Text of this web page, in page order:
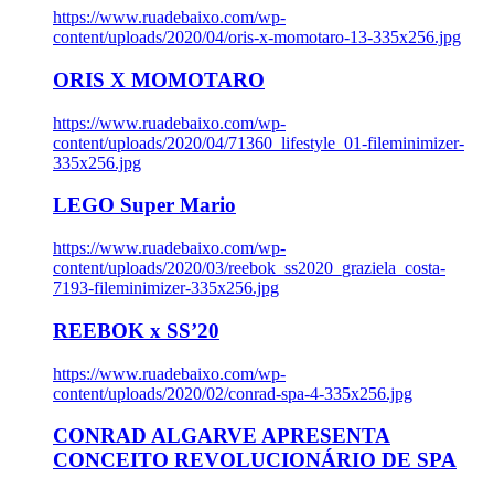
https://www.ruadebaixo.com/wp-
content/uploads/2020/04/oris-x-momotaro-13-335x256.jpg
ORIS X MOMOTARO
https://www.ruadebaixo.com/wp-
content/uploads/2020/04/71360_lifestyle_01-fileminimizer-
335x256.jpg
LEGO Super Mario
https://www.ruadebaixo.com/wp-
content/uploads/2020/03/reebok_ss2020_graziela_costa-
7193-fileminimizer-335x256.jpg
REEBOK x SS’20
https://www.ruadebaixo.com/wp-
content/uploads/2020/02/conrad-spa-4-335x256.jpg
CONRAD ALGARVE APRESENTA
CONCEITO REVOLUCIONÁRIO DE SPA